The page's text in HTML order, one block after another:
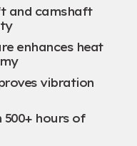
and camshaft
enhances heat
vibration
500+ hours of